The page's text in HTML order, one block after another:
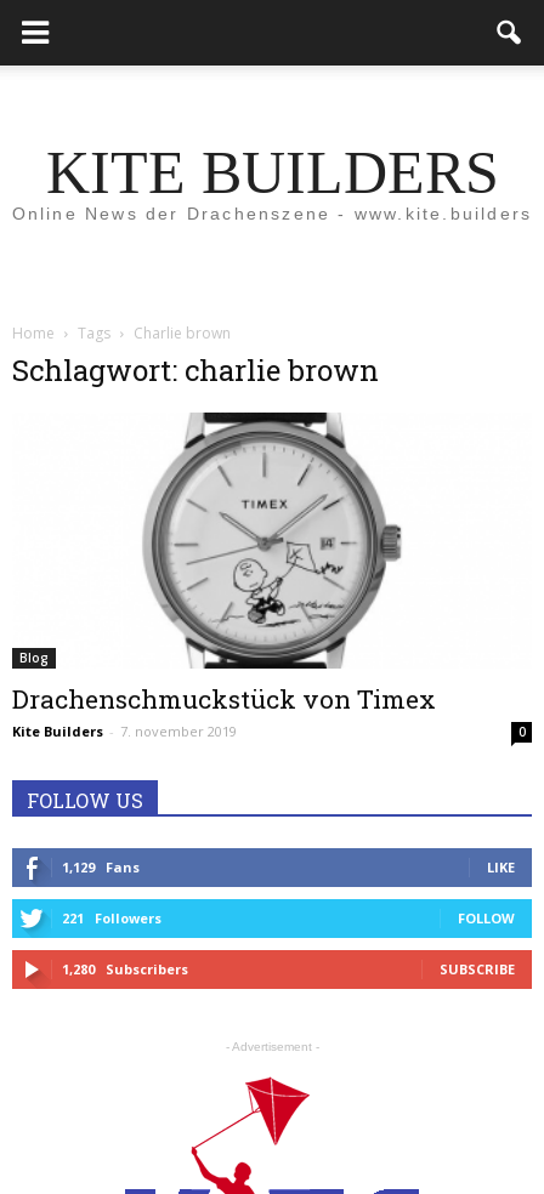
KITE BUILDERS
Online News der Drachenszene - www.kite.builders
Home Tags Charlie brown
Schlagwort: charlie brown
Blog
Drachenschmuckstück von Timex
Kite Builders - 7. november 2019 0
FOLLOW US
1,129 Fans LIKE
221 Followers FOLLOW
1,280 Subscribers SUBSCRIBE
- Advertisement -